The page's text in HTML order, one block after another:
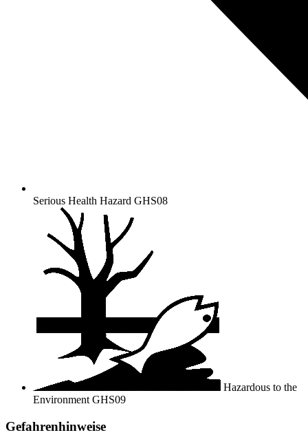
Serious Health Hazard GHS08
Hazardous to the
Environment GHS09
Gefahrenhinweise